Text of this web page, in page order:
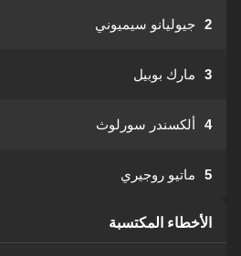
2 جيوليانو سيميوني
3 مارك بوبيل
4 ألكسندر سورلوث
5 ماتيو روجيري
الأخطاء المكتسبة